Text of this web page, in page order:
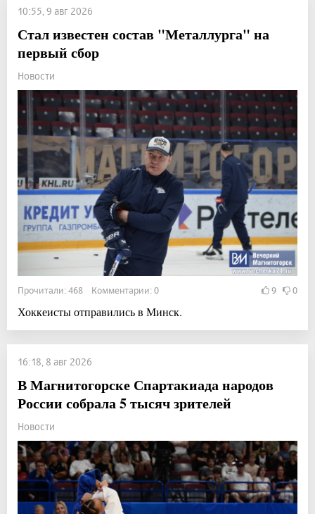
10:55, 9 авг 2026
Стал известен состав "Металлурга" на
первый сбор
Новости
Прочитали: 468 Комментарии: 0 9 0
Хоккеисты отправились в Минск.
16:18, 8 авг 2026
В Магнитогорске Спартакиада народов
России собрала 5 тысяч зрителей
Новости